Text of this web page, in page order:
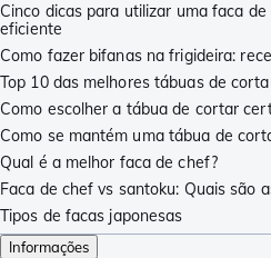
Cinco dicas para utilizar uma faca
eficiente
Como fazer bifanas na frigideira:
Top 10 das melhores tábuas de
Como escolher a tábua de cortar
Como se mantém uma tábua de
Qual é a melhor faca de chef?
Faca de chef vs santoku: Quais são
Tipos de facas japonesas
Informações